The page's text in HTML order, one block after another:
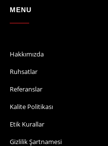
MENU
Hakkımızda
Ruhsatlar
Referanslar
Kalite Politikası
Etik Kurallar
Gizlilik Şartnamesi